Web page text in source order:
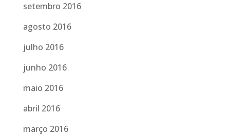
setembro 2016
agosto 2016
julho 2016
junho 2016
maio 2016
abril 2016
março 2016